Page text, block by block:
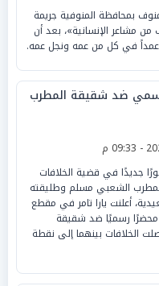
بمحافظة المنوفية جريمة
مشاعر الإنسانية»، بعد أن
عمداً في كل من عمه ونجل عمه.
رسمي ضد شقيقة المطرب
جديدًا في قضية الخلافات
الشعبي مسلم وطليقته
أعلنت يارا تامر في مقطع
رسميًا ضد شقيقة
الخلافات بينهما إلى نقطة